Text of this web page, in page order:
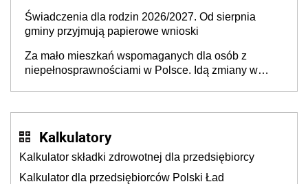
Świadczenia dla rodzin 2026/2027. Od sierpnia
gminy przyjmują papierowe wnioski
Za mało mieszkań wspomaganych dla osób z
niepełnosprawnościami w Polsce. Idą zmiany w
Kalkulatory
Kalkulator składki zdrowotnej dla przedsiębiorcy
Kalkulator dla przedsiębiorców Polski Ład